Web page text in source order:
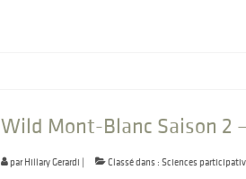
Wild Mont-Blanc Saison 2
parHillary Gerardi | Classé dans : Sciences